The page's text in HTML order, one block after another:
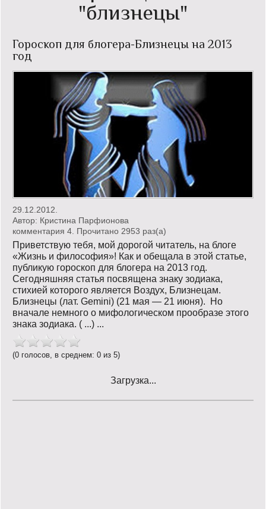
Книгообзор
Лаконизмы
Поговорим?!
Слово гостям
Философские размышления
Этот огромный мир!
Login
"близнецы"
Гороскоп для блогера-Близнецы на 2013
год
29.12.2012.
Автор: Кристина Парфионова
комментария 4. Прочитано 2953 раз(a)
Приветствую тебя, мой дорогой читатель, на блоге
«Жизнь и философия»! Как и обещала в этой статье,
публикую гороскоп для блогера на 2013 год.
Сегодняшняя статья посвящена знаку зодиака,
стихией которого является Воздух, Близнецам.
Близнецы (лат. Gemini) (21 мая — 21 июня). Но
вначале немного о мифологическом прообразе этого
знака зодиака. ( ...) ...
(0 голосов, в среднем: 0 из 5)
Загрузка...